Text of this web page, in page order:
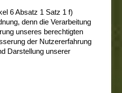
6 Absatz 1 Satz 1 f)
denn die Verarbeitung
unseres berechtigten
der Nutzererfahrung
Darstellung unserer